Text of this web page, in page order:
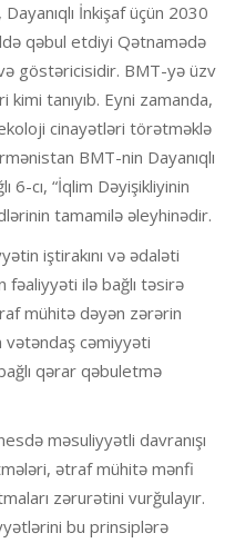
İnkişaf üçün 2030
qəbul etdiyi Qətnamədə
göstəricisidir. BMT-yə üzv
tanıyıb. Eyni zamanda,
cinayətləri törətməklə
BMT-nin Dayanıqlı
6-cı, “İqlim Dəyişikliyinin
tamamilə əleyhinədir.
iştirakını və ədaləti
ilə bağlı təsirə
mühitə dəyən zərərin
vətəndaş cəmiyyəti
qərar qəbuletmə
məsuliyyətli davranışı
ətraf mühitə mənfi
zərurətini vurğulayır.
bu prinsiplərə